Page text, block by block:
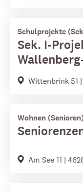
Schulprojekte
Sek. I-
Wittenbrink 51
Wohnen (Senioren)
Am See 11 |